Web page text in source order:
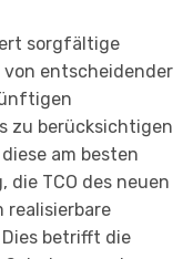
sorgfältige
entscheidender
zu berücksichtigen
am besten
TCO des neuen
realisierbare
betrifft die